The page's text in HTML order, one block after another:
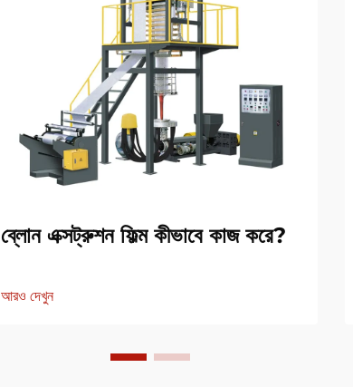
ব্লোন এক্সট্রুশন ফিল্ম কীভাবে কাজ করে?
আরও দেখুন